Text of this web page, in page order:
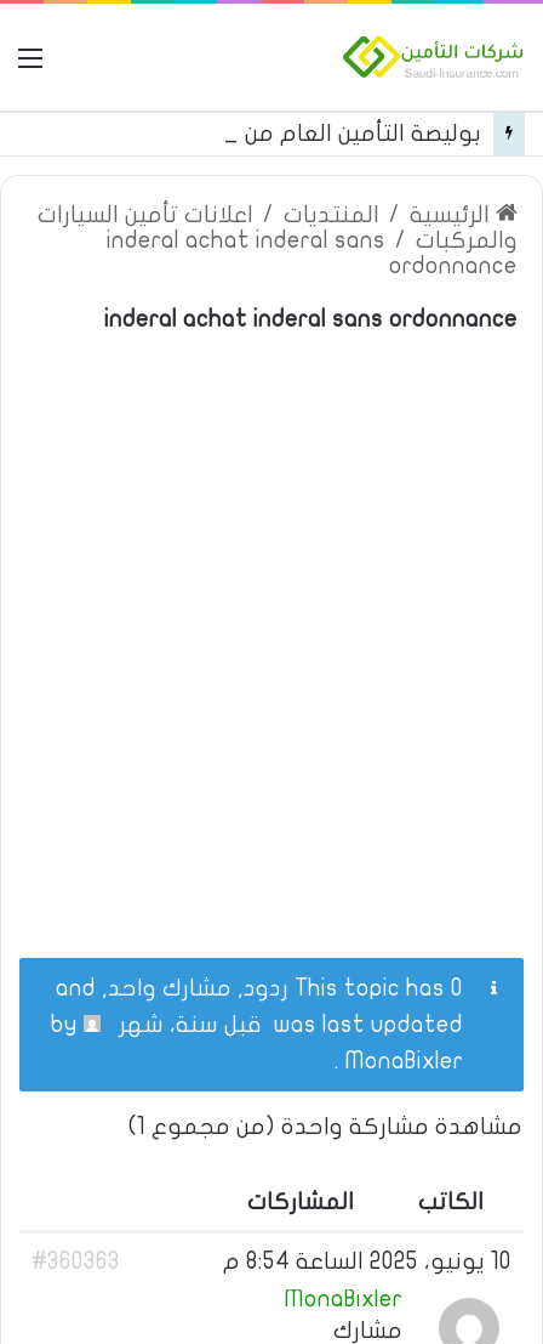
الرئيسية / المنتديات /
اعلانات تأمين السيارات
والمركبات /
inderal achat inderal sans
ordonnance
inderal achat inderal sans ordonnance
This topic has 0 ردود, مشارك واحد, and
was last updated قبل سنة، شهر
MonaBixler
.
مشاهدة مشاركة واحدة (من مجموع 1)
الكاتب المشاركات
10 يونيو، 2025 الساعة 8:54 م
#360363
MonaBixler
مشارك